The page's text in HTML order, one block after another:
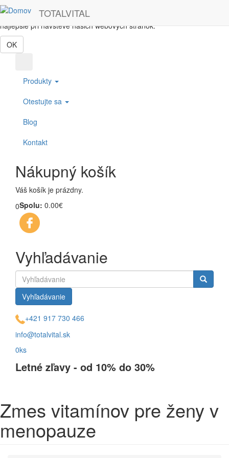
Skočiť na hlavný obsah
Táto webová lokalita používa cookies, ktoré nám pomôžu získať to
najlepšie pri návšteve našich webových stránok.
OK
TOTALVITAL
Produkty
Otestujte sa
Blog
Kontakt
Nákupný košík
Váš košík je prázdny.
0Spolu: 0.00€
Vyhľadávanie
Vyhľadávanie
+421 917 730 466
info@totalvital.sk
0ks
Letné zľavy - od 10% do 30%
Zmes vitamínov pre ženy v
menopauze